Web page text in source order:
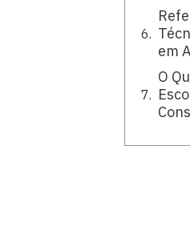
em
O